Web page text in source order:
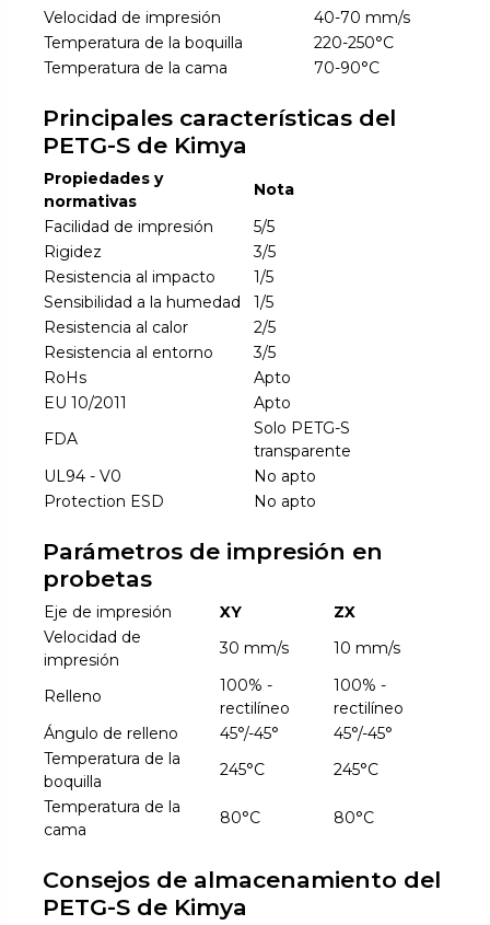
Velocidad de impresión
40-70 mm/s
Temperatura de la boquilla
220-250°C
Temperatura de la cama
70-90°C
Principales características del
PETG-S de Kimya
Propiedades y
normativas
Nota
Facilidad de impresión
5/5
Rigidez
3/5
Resistencia al impacto
1/5
Sensibilidad a la humedad
1/5
Resistencia al calor
2/5
Resistencia al entorno
3/5
RoHs
Apto
EU 10/2011
Apto
FDA
Solo PETG-S
transparente
UL94 - V0
No apto
Protection ESD
No apto
Parámetros de impresión en
probetas
Eje de impresión XY
ZX
Velocidad de
impresión
30 mm/s 10 mm/s
Relleno
100% -
rectilíneo
100% -
rectilíneo
Ángulo de relleno
45°/-45°
45°/-45°
Temperatura de la
boquilla
245°C
245°C
Temperatura de la
cama
80°C 80°C
Consejos de almacenamiento del
PETG-S de Kimya